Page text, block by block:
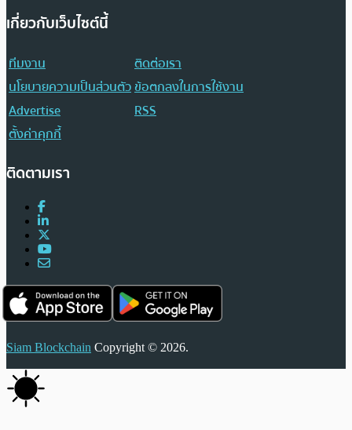
เกี่ยวกับเว็บไซต์นี้
ทีมงาน
ติดต่อเรา
นโยบายความเป็นส่วนตัวข้อตกลงในการใช้งาน
Advertise
RSS
ตั้งค่าคุกกี้
ติดตามเรา
Siam Blockchain Copyright © 2026.